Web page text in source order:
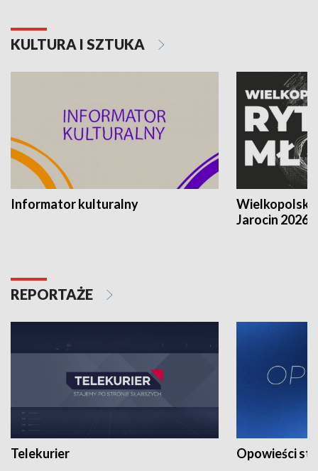
KULTURA I SZTUKA
Informator kulturalny
Jarocin 2026
REPORTAŻE
Telekurier Opowieści